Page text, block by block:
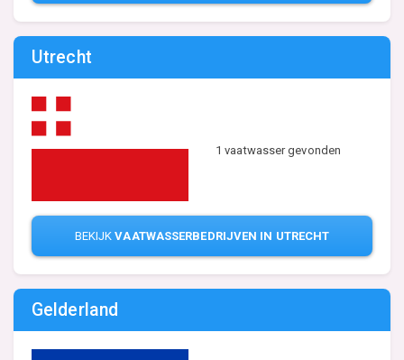
Utrecht
1 vaatwasser gevonden
BEKIJKVAATWASSERBEDRIJVEN IN UTRECHT
Gelderland